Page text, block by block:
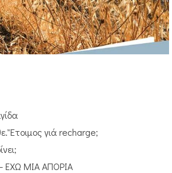
Ἔτοιμος γιά recharge;
ΕΧΩ ΜΙΑ ΑΠΟΡΙΑ